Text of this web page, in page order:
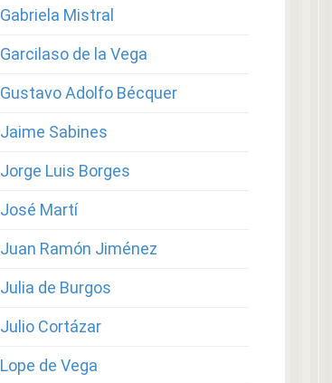
Gabriela Mistral
Garcilaso de la Vega
Gustavo Adolfo Bécquer
Jaime Sabines
Jorge Luis Borges
José Martí
Juan Ramón Jiménez
Julia de Burgos
Julio Cortázar
Lope de Vega